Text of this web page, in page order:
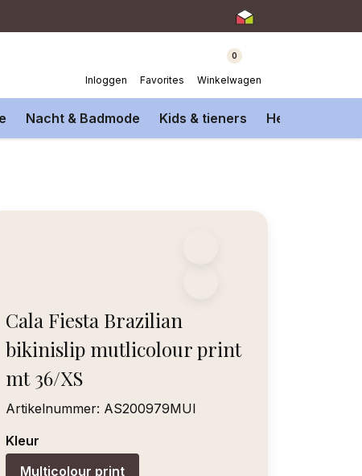
Inloggen Favorites
0
Winkelwagen
Nacht & Badmode Kids & tieners Heren
Cala Fiesta Brazilian
bikinislip mutlicolour print
mt 36/XS
Artikelnummer: AS200979MUI
Kleur
Multicolour print